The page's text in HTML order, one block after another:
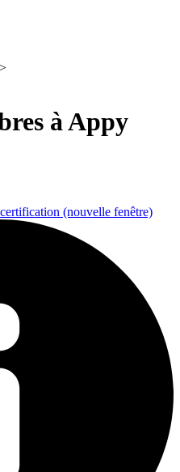
à Appy
(nouvelle fenêtre)